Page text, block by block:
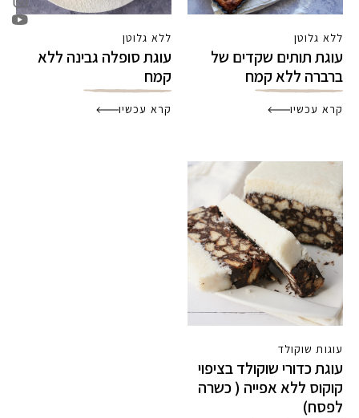
ללא גלוטן
עוגת תותים שקדים של
ברברה ללא קמח
קרא עכשיו
ללא גלוטן
עוגת סופלה גבינה ללא
קמח
קרא עכשיו
עוגות שוקולד
עוגת כדורי שוקולד בציפוי
קוקוס ללא אפייה ( כשרה
לפסח)